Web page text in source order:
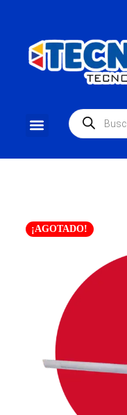
¡AGOTADO!